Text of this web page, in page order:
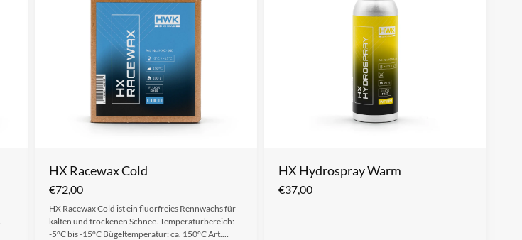
HX Racewax Cold
€72,00
HX Racewax Cold ist ein fluorfreies Rennwachs für
kalten und trockenen Schnee. Temperaturbereich:
-5°C bis -15°C Bügeltemperatur: ca. 150°C Art.…
HX Hydrospray Warm
€37,00